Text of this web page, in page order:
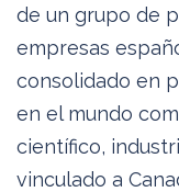
de un grupo de
empresas
consolidado en
en el mundo
científico,
vinculado a